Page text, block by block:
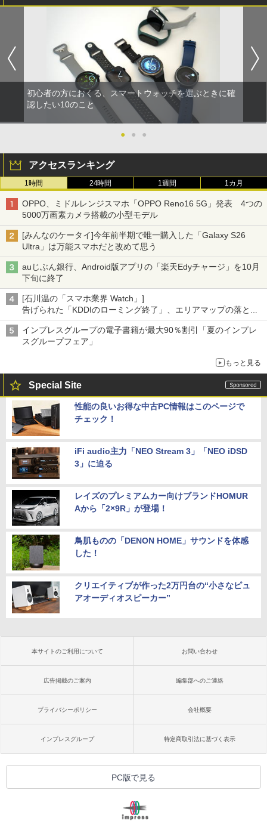
初心者の方におくる、スマートウォッチを選ぶときに確
認したい10のこと
● ● ●
アクセスランキング
1時間 24時間 1週間 1カ月
OPPO、ミドルレンジスマホ「OPPO Reno16 5G」発表 4つの
5000万画素カメラ搭載の小型モデル
[みんなのケータイ]今年前半期で唯一購入した「Galaxy S26
Ultra」は万能スマホだと改めて思う
auじぶん銀行、Android版アプリの「楽天Edyチャージ」を10月
下旬に終了
[石川温の「スマホ業界 Watch」]
告げられた「KDDIのローミング終了」、エリアマップの落とし
穴と楽天モバイルの課題
インプレスグループの電子書籍が最大90％割引「夏のインプレ
スグループフェア」
もっと見る
Special Site
性能の良いお得な中古PC情報はこのページで
チェック！
iFi audio主力「NEO Stream 3」「NEO iDSD
3」に迫る
レイズのプレミアムカー向けブランドHOMUR
Aから「2×9R」が登場！
鳥肌ものの「DENON HOME」サウンドを体感
した！
クリエイティブが作った2万円台の“小さなピュ
アオーディオスピーカー”
本サイトのご利用について お問い合わせ
広告掲載のご案内 編集部へのご連絡
プライバシーポリシー 会社概要
インプレスグループ 特定商取引法に基づく表示
PC版で見る